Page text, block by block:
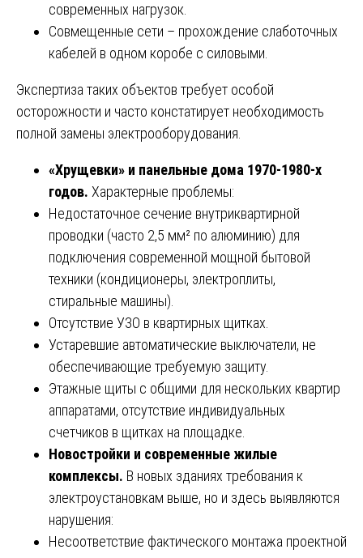
современных нагрузок.
Совмещенные сети – прохождение слаботочных
кабелей в одном коробе с силовыми.
Экспертиза таких объектов требует особой
осторожности и часто констатирует необходимость
полной замены электрооборудования.
«Хрущевки» и панельные дома 1970-1980-х
годов. Характерные проблемы:
Недостаточное сечение внутриквартирной
проводки (часто 2,5 мм² по алюминию) для
подключения современной мощной бытовой
техники (кондиционеры, электроплиты,
стиральные машины).
Отсутствие УЗО в квартирных щитках.
Устаревшие автоматические выключатели, не
обеспечивающие требуемую защиту.
Этажные щиты с общими для нескольких квартир
аппаратами, отсутствие индивидуальных
счетчиков в щитках на площадке.
Новостройки и современные жилые
комплексы. В новых зданиях требования к
электроустановкам выше, но и здесь выявляются
нарушения:
Несоответствие фактического монтажа проектной